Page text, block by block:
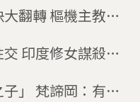
機主教性
案
有私